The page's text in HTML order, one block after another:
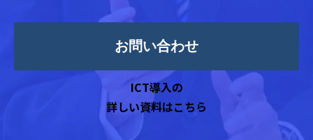
お問い合わせ
ICT導入の
詳しい資料はこちら